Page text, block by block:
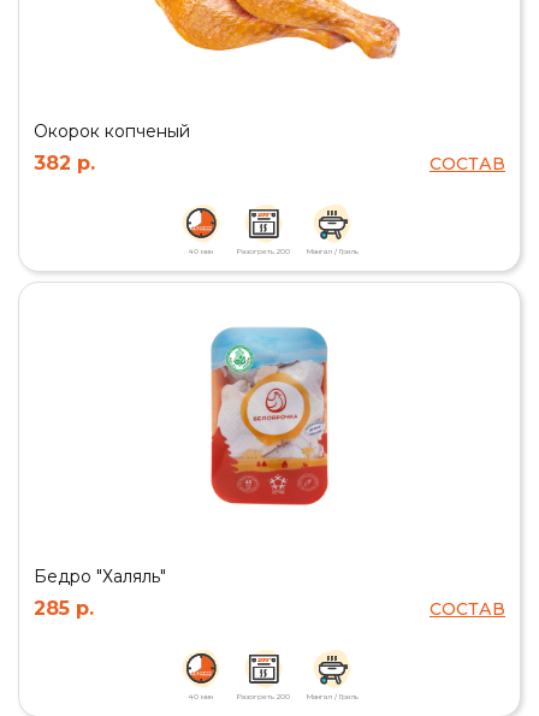
Окорок копченый
382 р. СОСТАВ
40 мин Разогреть 200 Мангал / Гриль
Бедро "Халяль"
285 р. СОСТАВ
40 мин Разогреть 200 Мангал / Гриль